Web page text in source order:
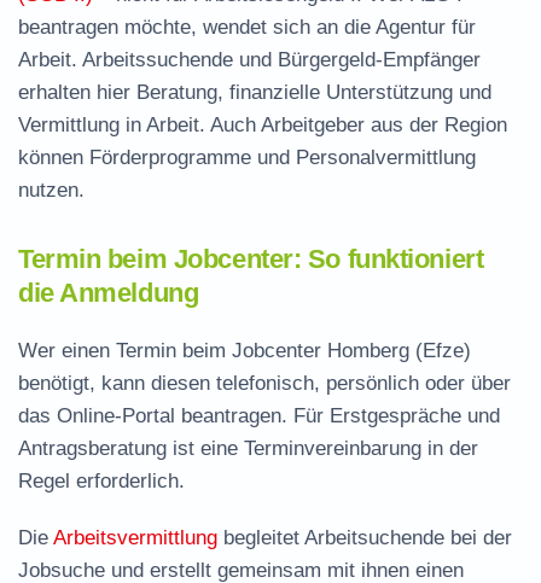
beantragen möchte, wendet sich an die Agentur für
Arbeit. Arbeitssuchende und Bürgergeld-Empfänger
erhalten hier Beratung, finanzielle Unterstützung und
Vermittlung in Arbeit. Auch Arbeitgeber aus der Region
können Förderprogramme und Personalvermittlung
nutzen.
Termin beim Jobcenter: So funktioniert
die Anmeldung
Wer einen Termin beim Jobcenter Homberg (Efze)
benötigt, kann diesen telefonisch, persönlich oder über
das Online-Portal beantragen. Für Erstgespräche und
Antragsberatung ist eine Terminvereinbarung in der
Regel erforderlich.
Die Arbeitsvermittlung begleitet Arbeitsuchende bei der
Jobsuche und erstellt gemeinsam mit ihnen einen